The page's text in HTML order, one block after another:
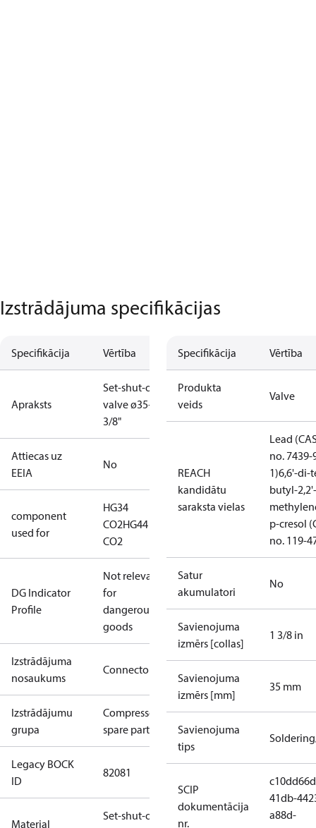
Izstrādājuma specifikācijas
Specifikācija Vērtība
Apraksts
Set-shut-off
valve ø35+1
3/8"
Attiecas uz
EEIA
No
component
used for
HG34
CO2HG44
CO2
DG Indicator
Profile
Not relevant
for
dangerous
goods
Izstrādājuma
nosaukums
Connector
Izstrādājumu
grupa
Compressors
spare parts
Legacy BOCK
ID
82081
Material
Set-shut-off
Specifikācija Vērtība
Produkta
veids
Valve
REACH
kandidātu
saraksta vielas
Lead
no. 7439-
1)6,6'-di-
butyl-2,2'-
p-cresol
no. 119-
Satur
akumulatori
No
Savienojuma
izmērs [collas]
1 3/8 in
Savienojuma
izmērs [mm]
35 mm
Savienojuma
tips
SCIP
dokumentācija
nr.
41db-
a88d-